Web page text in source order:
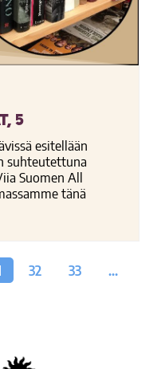
5
esitellään
suhteutettuna
Suomen All
tänä
32 33
…